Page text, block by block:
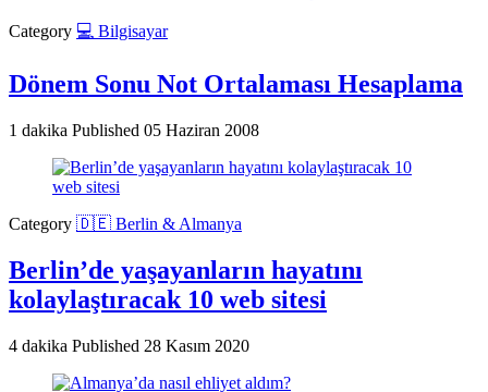
Category 💻 Bilgisayar
Dönem Sonu Not Ortalaması Hesaplama
1 dakika Published 05 Haziran 2008
Category 🇩🇪 Berlin & Almanya
Berlin’de yaşayanların hayatını
kolaylaştıracak 10 web sitesi
4 dakika Published 28 Kasım 2020